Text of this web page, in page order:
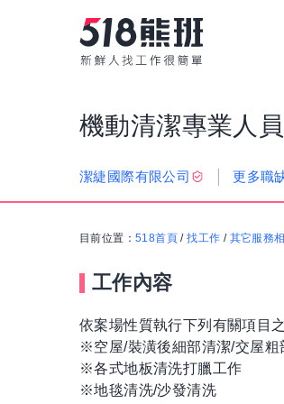
機動清潔專業人員
潔緁國際有限公司 更多職
目前位置： 518首頁 /找工作 / 其它服務
工作內容
依案場性質執行下列有關項目
※空屋/裝潢後細部清潔/交屋粗
※各式地板清洗打臘工作
※地毯清洗/沙發清洗